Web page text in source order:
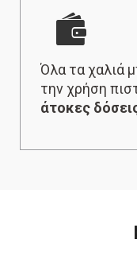
Όλα τα χαλιά
την χρήση
άτοκες